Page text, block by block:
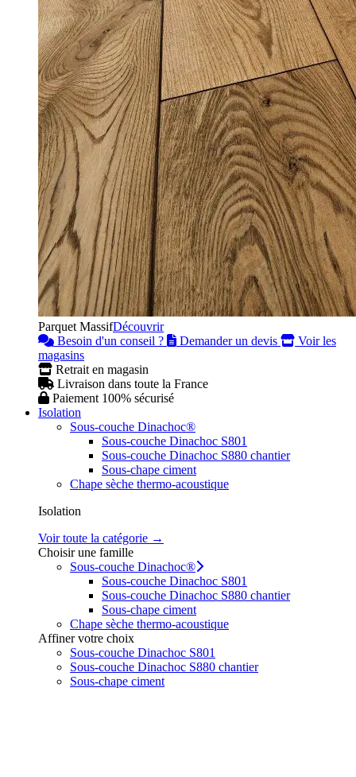
Parquet MassifDécouvrir
Besoin d'un conseil ?
Demander un devis
Voir les
magasins
Retrait en magasin
Livraison dans toute la France
Paiement 100% sécurisé
Isolation
Sous-couche Dinachoc®
Sous-couche Dinachoc S801
Sous-couche Dinachoc S880 chantier
Sous-chape ciment
Chape sèche thermo-acoustique
Isolation
Voir toute la catégorie →
Choisir une famille
Sous-couche Dinachoc®
Sous-couche Dinachoc S801
Sous-couche Dinachoc S880 chantier
Sous-chape ciment
Chape sèche thermo-acoustique
Affiner votre choix
Sous-couche Dinachoc S801
Sous-couche Dinachoc S880 chantier
Sous-chape ciment